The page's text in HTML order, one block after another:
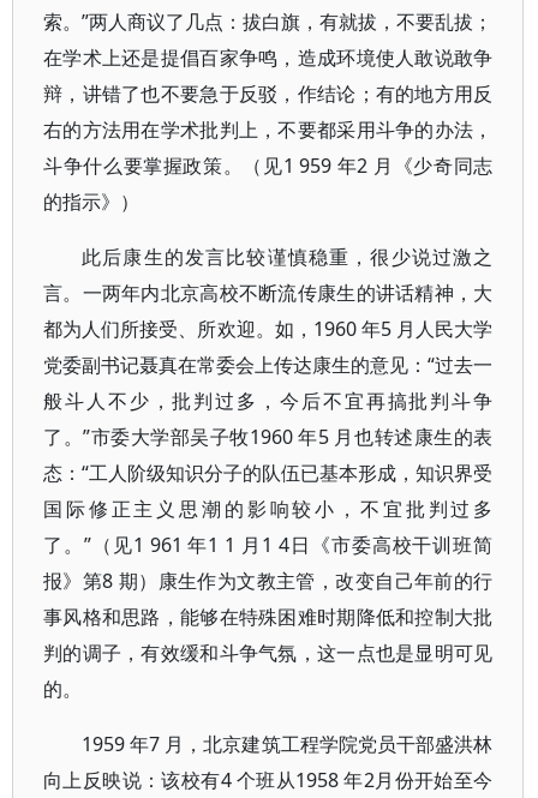
索。”两人商议了几点：拔白旗，有就拔，不要乱拔；
在学术上还是提倡百家争鸣，造成环境使人敢说敢争
辩，讲错了也不要急于反驳，作结论；有的地方用反
右的方法用在学术批判上，不要都采用斗争的办法，
斗争什么要掌握政策。（见1 959 年2 月《少奇同志
的指示》）
此后康生的发言比较谨慎稳重，很少说过激之
言。一两年内北京高校不断流传康生的讲话精神，大
都为人们所接受、所欢迎。如，1960 年5 月人民大学
党委副书记聂真在常委会上传达康生的意见：“过去一
般斗人不少，批判过多，今后不宜再搞批判斗争
了。”市委大学部吴子牧1960 年5 月也转述康生的表
态：“工人阶级知识分子的队伍已基本形成，知识界受
国际修正主义思潮的影响较小，不宜批判过多
了。”（见1 961 年1 1 月1 4日《市委高校干训班简
报》第8 期）康生作为文教主管，改变自己年前的行
事风格和思路，能够在特殊困难时期降低和控制大批
判的调子，有效缓和斗争气氛，这一点也是显明可见
的。
1959 年7 月，北京建筑工程学院党员干部盛洪林
向上反映说：该校有4 个班从1958 年2月份开始至今